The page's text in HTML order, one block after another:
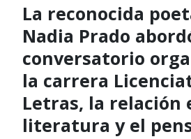
La reconocida
Nadia Prado
conversatorio
la carrera
Letras, la relación
literatura y el